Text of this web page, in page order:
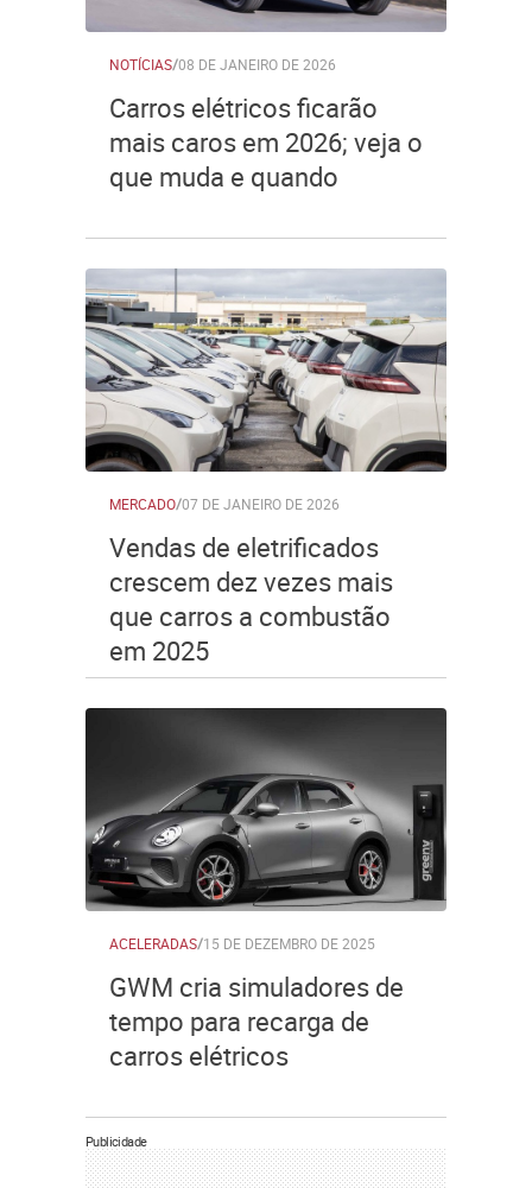
NOTÍCIAS/08 DE JANEIRO DE 2026
Carros elétricos ficarão
mais caros em 2026; veja o
que muda e quando
MERCADO/07 DE JANEIRO DE 2026
Vendas de eletrificados
crescem dez vezes mais
que carros a combustão
em 2025
ACELERADAS/15 DE DEZEMBRO DE 2025
GWM cria simuladores de
tempo para recarga de
carros elétricos
Publicidade